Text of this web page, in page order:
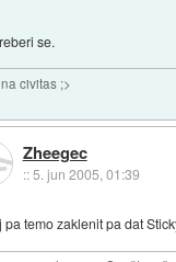
se.
civitas ;>
Zheegec
::5. jun 2005, 01:39
pa temo zaklenit pa dat